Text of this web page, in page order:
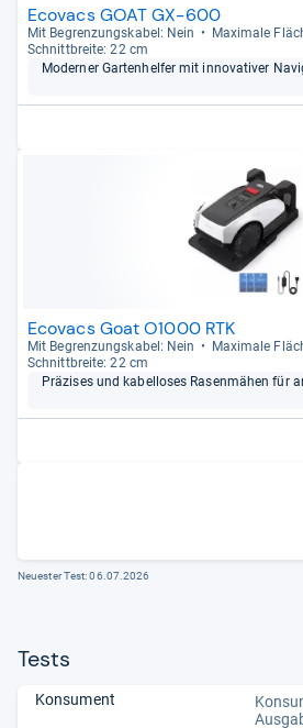
Ecovacs GOAT GX-600
Mit Begren­zungs­ka­bel: Nein
Maxi­male
Schnitt­breite: 22 cm
Moder­ner Gar­ten­hel­fer mit inno­va­ti­ver
Ecovacs Goat O1000 RTK
Mit Begren­zungs­ka­bel: Nein
Maxi­male
Schnitt­breite: 22 cm
Prä­zi­ses und kabel­lo­ses Rasen­mä­hen für
Neuester Test:06.07.2026
Tests
Konsument